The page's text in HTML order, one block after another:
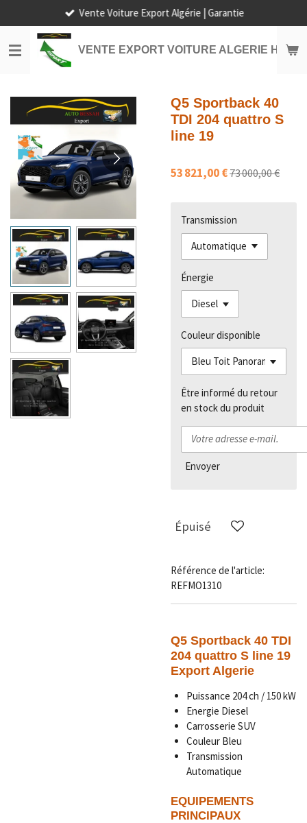
au
contenu
principal
VENTE EXPORT VOITURE ALGERIE HORS
Vente Voiture Export Algérie | Garantie
Q5 Sportback 40
TDI 204 quattro S
line 19
53 821,00 €73 000,00 €
Transmission
Énergie
Couleur disponible
Être informé du retour
en stock du produit
Envoyer
Épuisé
Référence de l'article:
REFMO1310
Q5 Sportback 40 TDI
204 quattro S line 19
Export Algerie
Puissance 204 ch / 150 kW
Energie Diesel
Carrosserie SUV
Couleur Bleu
Transmission
Automatique
EQUIPEMENTS
PRINCIPAUX